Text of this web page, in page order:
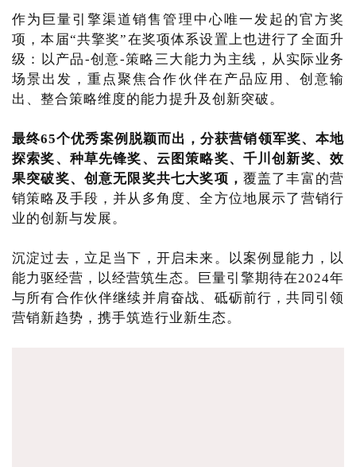
作为巨量引擎渠道销售管理中心唯一发起的官方奖
项，本届“共擎奖”在奖项体系设置上也进行了全面升
级：以产品-创意-策略三大能力为主线，从实际业务
场景出发，重点聚焦合作伙伴在产品应用、创意输
出、整合策略维度的能力提升及创新突破。
最终65个优秀案例脱颖而出，分获营销领军奖、本地
探索奖、种草先锋奖、云图策略奖、千川创新奖、效
果突破奖、创意无限奖共七大奖项， 覆盖了丰富的营
销策略及手段，并从多角度、全方位地展示了营销行
业的创新与发展。
沉淀过去，立足当下，开启未来。以案例显能力，以
能力驱经营，以经营筑生态。巨量引擎期待在2024年
与所有合作伙伴继续并肩奋战、砥砺前行，共同引领
营销新趋势，携手筑造行业新生态。